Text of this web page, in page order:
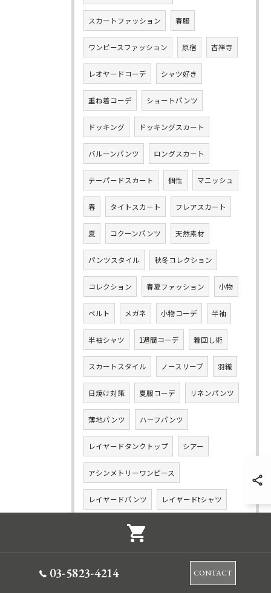
スカートファッション 春服
ワンピースファッション 原宿 吉祥寺
レオヤードコーデ シャツ好き
重ね着コーデ ショートパンツ
ドッキング ドッキングスカート
バルーンパンツ ロングスカート
テーパードスカート 個性 マニッシュ
春 タイトスカート フレアスカート
夏 コクーンパンツ 天然素材
パンツスタイル 秋冬コレクション
コレクション 春夏ファッション 小物
ベルト メガネ 小物コーデ 半袖
半袖シャツ 1週間コーデ 着回し術
スカートスタイル ノースリーブ 羽織
日焼け対策 夏服コーデ リネンパンツ
薄地パンツ ハーフパンツ
レイヤードタンクトップ シアー
アシンメトリーワンピース
レイヤードパンツ レイヤードtシャツ
シアーシャツ
ワンドパンツコーデ
ワイドショートパンツ
03-5823-4214 CONTACT